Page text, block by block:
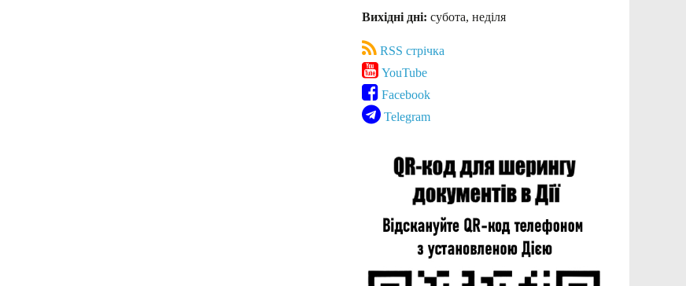
Вихідні дні: субота, неділя
RSS стрічка
YouTube
Facebook
Telegram